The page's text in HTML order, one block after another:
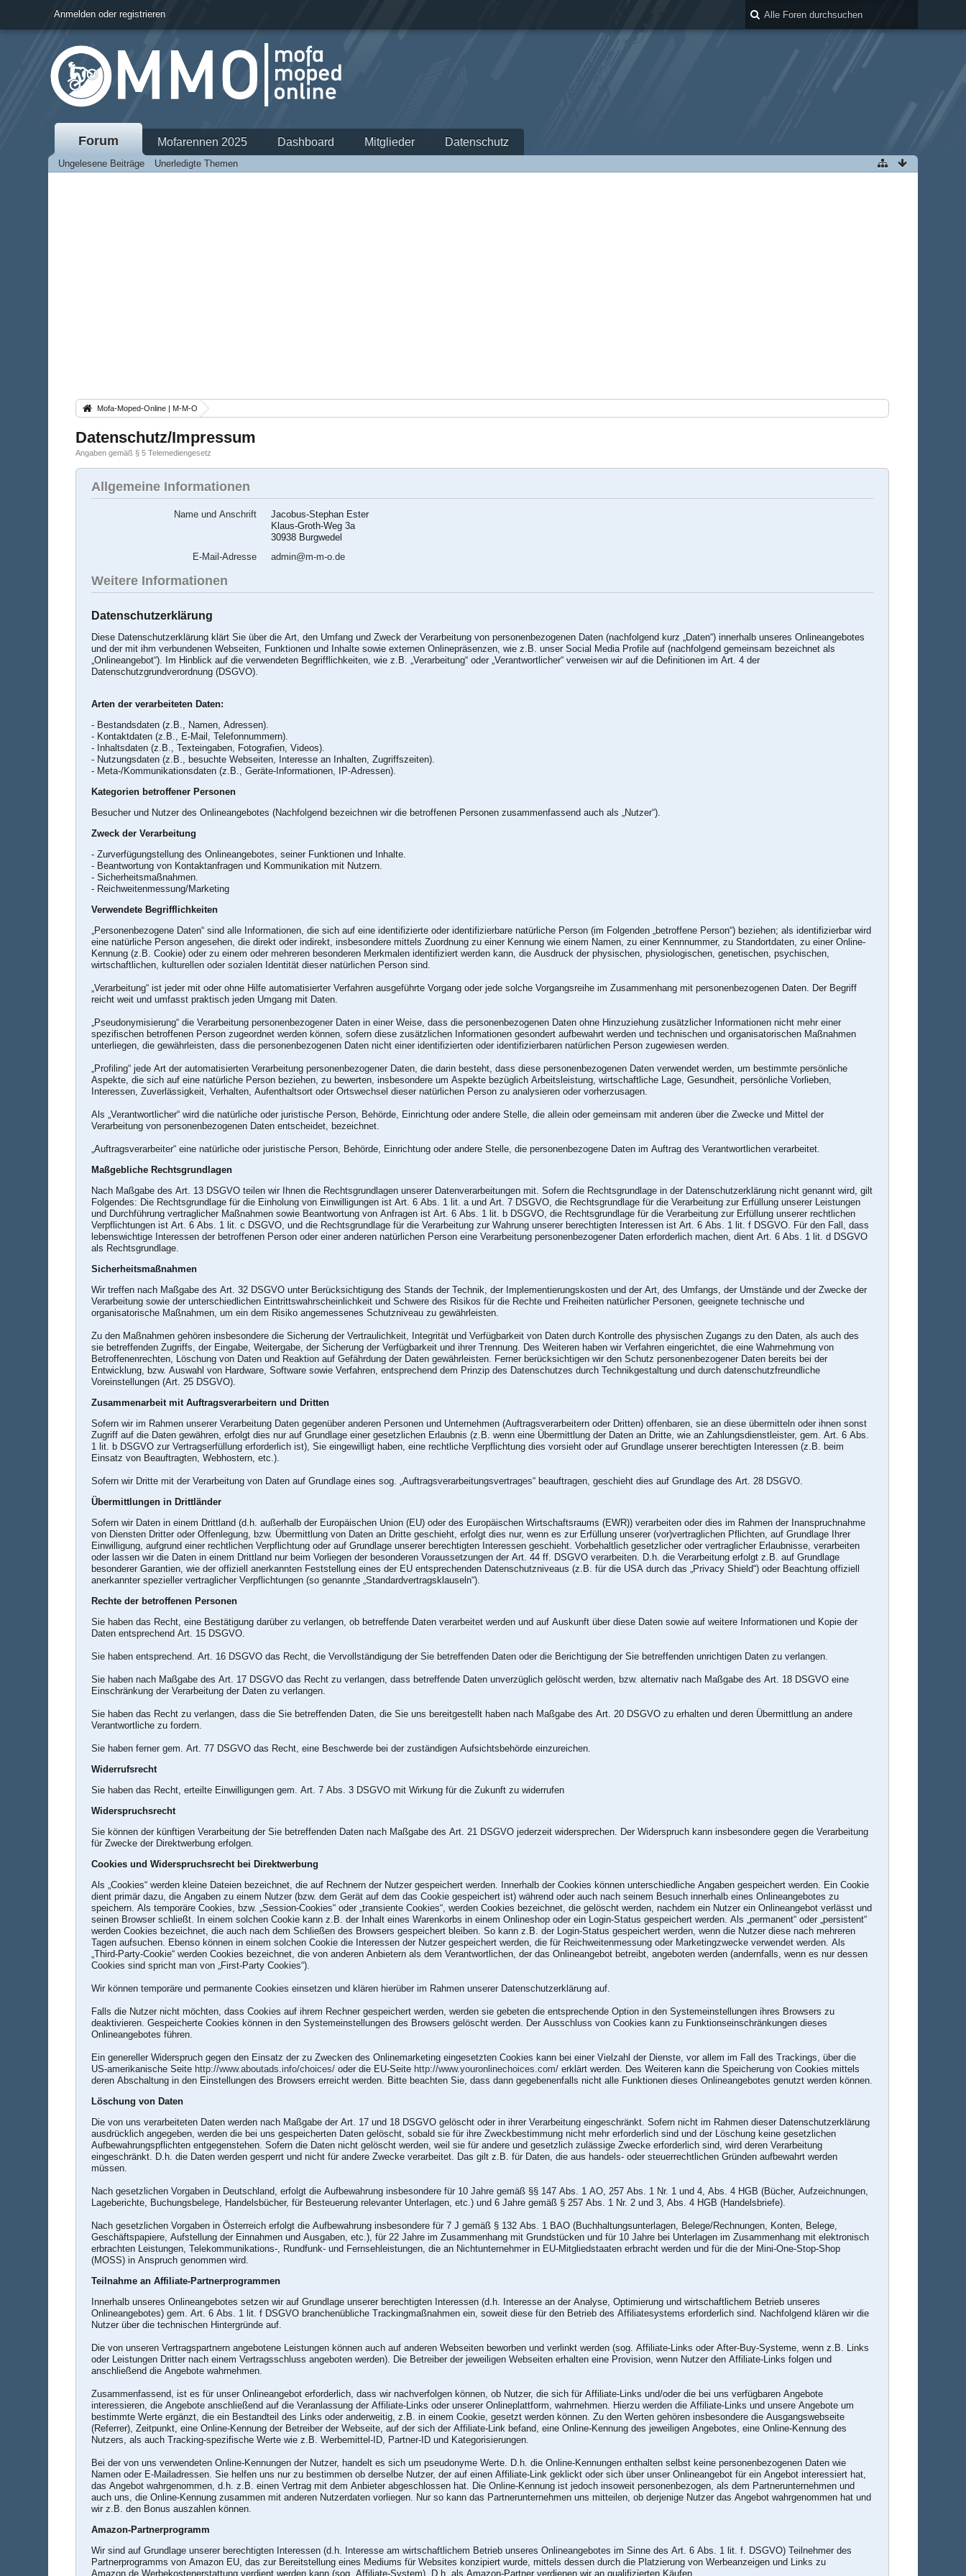
Anmelden oder registrieren
Forum Mofarennen 2025 Dashboard Mitglieder Datenschutz
Ungelesene Beiträge Unerledigte Themen
Mofa-Moped-Online | M-M-O
Datenschutz/Impressum
Angaben gemäß § 5 Telemediengesetz
Allgemeine Informationen
Name und Anschrift
Jacobus-Stephan Ester
Klaus-Groth-Weg 3a
30938 Burgwedel
E-Mail-Adresse
admin@m-m-o.de
Weitere Informationen
Datenschutzerklärung
Diese Datenschutzerklärung klärt Sie über die Art, den Umfang und Zweck der Verarbeitung von personenbezogenen Daten (nachfolgend kurz „Daten“) innerhalb unseres Onlineangebotes
und der mit ihm verbundenen Webseiten, Funktionen und Inhalte sowie externen Onlinepräsenzen, wie z.B. unser Social Media Profile auf (nachfolgend gemeinsam bezeichnet als
„Onlineangebot“). Im Hinblick auf die verwendeten Begrifflichkeiten, wie z.B. „Verarbeitung“ oder „Verantwortlicher“ verweisen wir auf die Definitionen im Art. 4 der
Datenschutzgrundverordnung (DSGVO).
Arten der verarbeiteten Daten:
- Bestandsdaten (z.B., Namen, Adressen).
- Kontaktdaten (z.B., E-Mail, Telefonnummern).
- Inhaltsdaten (z.B., Texteingaben, Fotografien, Videos).
- Nutzungsdaten (z.B., besuchte Webseiten, Interesse an Inhalten, Zugriffszeiten).
- Meta-/Kommunikationsdaten (z.B., Geräte-Informationen, IP-Adressen).
Kategorien betroffener Personen
Besucher und Nutzer des Onlineangebotes (Nachfolgend bezeichnen wir die betroffenen Personen zusammenfassend auch als „Nutzer“).
Zweck der Verarbeitung
- Zurverfügungstellung des Onlineangebotes, seiner Funktionen und Inhalte.
- Beantwortung von Kontaktanfragen und Kommunikation mit Nutzern.
- Sicherheitsmaßnahmen.
- Reichweitenmessung/Marketing
Verwendete Begrifflichkeiten
„Personenbezogene Daten“ sind alle Informationen, die sich auf eine identifizierte oder identifizierbare natürliche Person (im Folgenden „betroffene Person“) beziehen; als identifizierbar wird
eine natürliche Person angesehen, die direkt oder indirekt, insbesondere mittels Zuordnung zu einer Kennung wie einem Namen, zu einer Kennnummer, zu Standortdaten, zu einer Online-
Kennung (z.B. Cookie) oder zu einem oder mehreren besonderen Merkmalen identifiziert werden kann, die Ausdruck der physischen, physiologischen, genetischen, psychischen,
wirtschaftlichen, kulturellen oder sozialen Identität dieser natürlichen Person sind.
„Verarbeitung“ ist jeder mit oder ohne Hilfe automatisierter Verfahren ausgeführte Vorgang oder jede solche Vorgangsreihe im Zusammenhang mit personenbezogenen Daten. Der Begriff
reicht weit und umfasst praktisch jeden Umgang mit Daten.
„Pseudonymisierung“ die Verarbeitung personenbezogener Daten in einer Weise, dass die personenbezogenen Daten ohne Hinzuziehung zusätzlicher Informationen nicht mehr einer
spezifischen betroffenen Person zugeordnet werden können, sofern diese zusätzlichen Informationen gesondert aufbewahrt werden und technischen und organisatorischen Maßnahmen
unterliegen, die gewährleisten, dass die personenbezogenen Daten nicht einer identifizierten oder identifizierbaren natürlichen Person zugewiesen werden.
„Profiling“ jede Art der automatisierten Verarbeitung personenbezogener Daten, die darin besteht, dass diese personenbezogenen Daten verwendet werden, um bestimmte persönliche
Aspekte, die sich auf eine natürliche Person beziehen, zu bewerten, insbesondere um Aspekte bezüglich Arbeitsleistung, wirtschaftliche Lage, Gesundheit, persönliche Vorlieben,
Interessen, Zuverlässigkeit, Verhalten, Aufenthaltsort oder Ortswechsel dieser natürlichen Person zu analysieren oder vorherzusagen.
Als „Verantwortlicher“ wird die natürliche oder juristische Person, Behörde, Einrichtung oder andere Stelle, die allein oder gemeinsam mit anderen über die Zwecke und Mittel der
Verarbeitung von personenbezogenen Daten entscheidet, bezeichnet.
„Auftragsverarbeiter“ eine natürliche oder juristische Person, Behörde, Einrichtung oder andere Stelle, die personenbezogene Daten im Auftrag des Verantwortlichen verarbeitet.
Maßgebliche Rechtsgrundlagen
Nach Maßgabe des Art. 13 DSGVO teilen wir Ihnen die Rechtsgrundlagen unserer Datenverarbeitungen mit. Sofern die Rechtsgrundlage in der Datenschutzerklärung nicht genannt wird, gilt
Folgendes: Die Rechtsgrundlage für die Einholung von Einwilligungen ist Art. 6 Abs. 1 lit. a und Art. 7 DSGVO, die Rechtsgrundlage für die Verarbeitung zur Erfüllung unserer Leistungen
und Durchführung vertraglicher Maßnahmen sowie Beantwortung von Anfragen ist Art. 6 Abs. 1 lit. b DSGVO, die Rechtsgrundlage für die Verarbeitung zur Erfüllung unserer rechtlichen
Verpflichtungen ist Art. 6 Abs. 1 lit. c DSGVO, und die Rechtsgrundlage für die Verarbeitung zur Wahrung unserer berechtigten Interessen ist Art. 6 Abs. 1 lit. f DSGVO. Für den Fall, dass
lebenswichtige Interessen der betroffenen Person oder einer anderen natürlichen Person eine Verarbeitung personenbezogener Daten erforderlich machen, dient Art. 6 Abs. 1 lit. d DSGVO
als Rechtsgrundlage.
Sicherheitsmaßnahmen
Wir treffen nach Maßgabe des Art. 32 DSGVO unter Berücksichtigung des Stands der Technik, der Implementierungskosten und der Art, des Umfangs, der Umstände und der Zwecke der
Verarbeitung sowie der unterschiedlichen Eintrittswahrscheinlichkeit und Schwere des Risikos für die Rechte und Freiheiten natürlicher Personen, geeignete technische und
organisatorische Maßnahmen, um ein dem Risiko angemessenes Schutzniveau zu gewährleisten.
Zu den Maßnahmen gehören insbesondere die Sicherung der Vertraulichkeit, Integrität und Verfügbarkeit von Daten durch Kontrolle des physischen Zugangs zu den Daten, als auch des
sie betreffenden Zugriffs, der Eingabe, Weitergabe, der Sicherung der Verfügbarkeit und ihrer Trennung. Des Weiteren haben wir Verfahren eingerichtet, die eine Wahrnehmung von
Betroffenenrechten, Löschung von Daten und Reaktion auf Gefährdung der Daten gewährleisten. Ferner berücksichtigen wir den Schutz personenbezogener Daten bereits bei der
Entwicklung, bzw. Auswahl von Hardware, Software sowie Verfahren, entsprechend dem Prinzip des Datenschutzes durch Technikgestaltung und durch datenschutzfreundliche
Voreinstellungen (Art. 25 DSGVO).
Zusammenarbeit mit Auftragsverarbeitern und Dritten
Sofern wir im Rahmen unserer Verarbeitung Daten gegenüber anderen Personen und Unternehmen (Auftragsverarbeitern oder Dritten) offenbaren, sie an diese übermitteln oder ihnen sonst
Zugriff auf die Daten gewähren, erfolgt dies nur auf Grundlage einer gesetzlichen Erlaubnis (z.B. wenn eine Übermittlung der Daten an Dritte, wie an Zahlungsdienstleister, gem. Art. 6 Abs.
1 lit. b DSGVO zur Vertragserfüllung erforderlich ist), Sie eingewilligt haben, eine rechtliche Verpflichtung dies vorsieht oder auf Grundlage unserer berechtigten Interessen (z.B. beim
Einsatz von Beauftragten, Webhostern, etc.).
Sofern wir Dritte mit der Verarbeitung von Daten auf Grundlage eines sog. „Auftragsverarbeitungsvertrages“ beauftragen, geschieht dies auf Grundlage des Art. 28 DSGVO.
Übermittlungen in Drittländer
Sofern wir Daten in einem Drittland (d.h. außerhalb der Europäischen Union (EU) oder des Europäischen Wirtschaftsraums (EWR)) verarbeiten oder dies im Rahmen der Inanspruchnahme
von Diensten Dritter oder Offenlegung, bzw. Übermittlung von Daten an Dritte geschieht, erfolgt dies nur, wenn es zur Erfüllung unserer (vor)vertraglichen Pflichten, auf Grundlage Ihrer
Einwilligung, aufgrund einer rechtlichen Verpflichtung oder auf Grundlage unserer berechtigten Interessen geschieht. Vorbehaltlich gesetzlicher oder vertraglicher Erlaubnisse, verarbeiten
oder lassen wir die Daten in einem Drittland nur beim Vorliegen der besonderen Voraussetzungen der Art. 44 ff. DSGVO verarbeiten. D.h. die Verarbeitung erfolgt z.B. auf Grundlage
besonderer Garantien, wie der offiziell anerkannten Feststellung eines der EU entsprechenden Datenschutzniveaus (z.B. für die USA durch das „Privacy Shield“) oder Beachtung offiziell
anerkannter spezieller vertraglicher Verpflichtungen (so genannte „Standardvertragsklauseln“).
Rechte der betroffenen Personen
Sie haben das Recht, eine Bestätigung darüber zu verlangen, ob betreffende Daten verarbeitet werden und auf Auskunft über diese Daten sowie auf weitere Informationen und Kopie der
Daten entsprechend Art. 15 DSGVO.
Sie haben entsprechend. Art. 16 DSGVO das Recht, die Vervollständigung der Sie betreffenden Daten oder die Berichtigung der Sie betreffenden unrichtigen Daten zu verlangen.
Sie haben nach Maßgabe des Art. 17 DSGVO das Recht zu verlangen, dass betreffende Daten unverzüglich gelöscht werden, bzw. alternativ nach Maßgabe des Art. 18 DSGVO eine
Einschränkung der Verarbeitung der Daten zu verlangen.
Sie haben das Recht zu verlangen, dass die Sie betreffenden Daten, die Sie uns bereitgestellt haben nach Maßgabe des Art. 20 DSGVO zu erhalten und deren Übermittlung an andere
Verantwortliche zu fordern.
Sie haben ferner gem. Art. 77 DSGVO das Recht, eine Beschwerde bei der zuständigen Aufsichtsbehörde einzureichen.
Widerrufsrecht
Sie haben das Recht, erteilte Einwilligungen gem. Art. 7 Abs. 3 DSGVO mit Wirkung für die Zukunft zu widerrufen
Widerspruchsrecht
Sie können der künftigen Verarbeitung der Sie betreffenden Daten nach Maßgabe des Art. 21 DSGVO jederzeit widersprechen. Der Widerspruch kann insbesondere gegen die Verarbeitung
für Zwecke der Direktwerbung erfolgen.
Cookies und Widerspruchsrecht bei Direktwerbung
Als „Cookies“ werden kleine Dateien bezeichnet, die auf Rechnern der Nutzer gespeichert werden. Innerhalb der Cookies können unterschiedliche Angaben gespeichert werden. Ein Cookie
dient primär dazu, die Angaben zu einem Nutzer (bzw. dem Gerät auf dem das Cookie gespeichert ist) während oder auch nach seinem Besuch innerhalb eines Onlineangebotes zu
speichern. Als temporäre Cookies, bzw. „Session-Cookies“ oder „transiente Cookies“, werden Cookies bezeichnet, die gelöscht werden, nachdem ein Nutzer ein Onlineangebot verlässt und
seinen Browser schließt. In einem solchen Cookie kann z.B. der Inhalt eines Warenkorbs in einem Onlineshop oder ein Login-Status gespeichert werden. Als „permanent“ oder „persistent“
werden Cookies bezeichnet, die auch nach dem Schließen des Browsers gespeichert bleiben. So kann z.B. der Login-Status gespeichert werden, wenn die Nutzer diese nach mehreren
Tagen aufsuchen. Ebenso können in einem solchen Cookie die Interessen der Nutzer gespeichert werden, die für Reichweitenmessung oder Marketingzwecke verwendet werden. Als
„Third-Party-Cookie“ werden Cookies bezeichnet, die von anderen Anbietern als dem Verantwortlichen, der das Onlineangebot betreibt, angeboten werden (andernfalls, wenn es nur dessen
Cookies sind spricht man von „First-Party Cookies“).
Wir können temporäre und permanente Cookies einsetzen und klären hierüber im Rahmen unserer Datenschutzerklärung auf.
Falls die Nutzer nicht möchten, dass Cookies auf ihrem Rechner gespeichert werden, werden sie gebeten die entsprechende Option in den Systemeinstellungen ihres Browsers zu
deaktivieren. Gespeicherte Cookies können in den Systemeinstellungen des Browsers gelöscht werden. Der Ausschluss von Cookies kann zu Funktionseinschränkungen dieses
Onlineangebotes führen.
Ein genereller Widerspruch gegen den Einsatz der zu Zwecken des Onlinemarketing eingesetzten Cookies kann bei einer Vielzahl der Dienste, vor allem im Fall des Trackings, über die
US-amerikanische Seite http://www.aboutads.info/choices/ oder die EU-Seite http://www.youronlinechoices.com/ erklärt werden. Des Weiteren kann die Speicherung von Cookies mittels
deren Abschaltung in den Einstellungen des Browsers erreicht werden. Bitte beachten Sie, dass dann gegebenenfalls nicht alle Funktionen dieses Onlineangebotes genutzt werden können.
Löschung von Daten
Die von uns verarbeiteten Daten werden nach Maßgabe der Art. 17 und 18 DSGVO gelöscht oder in ihrer Verarbeitung eingeschränkt. Sofern nicht im Rahmen dieser Datenschutzerklärung
ausdrücklich angegeben, werden die bei uns gespeicherten Daten gelöscht, sobald sie für ihre Zweckbestimmung nicht mehr erforderlich sind und der Löschung keine gesetzlichen
Aufbewahrungspflichten entgegenstehen. Sofern die Daten nicht gelöscht werden, weil sie für andere und gesetzlich zulässige Zwecke erforderlich sind, wird deren Verarbeitung
eingeschränkt. D.h. die Daten werden gesperrt und nicht für andere Zwecke verarbeitet. Das gilt z.B. für Daten, die aus handels- oder steuerrechtlichen Gründen aufbewahrt werden
müssen.
Nach gesetzlichen Vorgaben in Deutschland, erfolgt die Aufbewahrung insbesondere für 10 Jahre gemäß §§ 147 Abs. 1 AO, 257 Abs. 1 Nr. 1 und 4, Abs. 4 HGB (Bücher, Aufzeichnungen,
Lageberichte, Buchungsbelege, Handelsbücher, für Besteuerung relevanter Unterlagen, etc.) und 6 Jahre gemäß § 257 Abs. 1 Nr. 2 und 3, Abs. 4 HGB (Handelsbriefe).
Nach gesetzlichen Vorgaben in Österreich erfolgt die Aufbewahrung insbesondere für 7 J gemäß § 132 Abs. 1 BAO (Buchhaltungsunterlagen, Belege/Rechnungen, Konten, Belege,
Geschäftspapiere, Aufstellung der Einnahmen und Ausgaben, etc.), für 22 Jahre im Zusammenhang mit Grundstücken und für 10 Jahre bei Unterlagen im Zusammenhang mit elektronisch
erbrachten Leistungen, Telekommunikations-, Rundfunk- und Fernsehleistungen, die an Nichtunternehmer in EU-Mitgliedstaaten erbracht werden und für die der Mini-One-Stop-Shop
(MOSS) in Anspruch genommen wird.
Teilnahme an Affiliate-Partnerprogrammen
Innerhalb unseres Onlineangebotes setzen wir auf Grundlage unserer berechtigten Interessen (d.h. Interesse an der Analyse, Optimierung und wirtschaftlichem Betrieb unseres
Onlineangebotes) gem. Art. 6 Abs. 1 lit. f DSGVO branchenübliche Trackingmaßnahmen ein, soweit diese für den Betrieb des Affiliatesystems erforderlich sind. Nachfolgend klären wir die
Nutzer über die technischen Hintergründe auf.
Die von unseren Vertragspartnern angebotene Leistungen können auch auf anderen Webseiten beworben und verlinkt werden (sog. Affiliate-Links oder After-Buy-Systeme, wenn z.B. Links
oder Leistungen Dritter nach einem Vertragsschluss angeboten werden). Die Betreiber der jeweiligen Webseiten erhalten eine Provision, wenn Nutzer den Affiliate-Links folgen und
anschließend die Angebote wahrnehmen.
Zusammenfassend, ist es für unser Onlineangebot erforderlich, dass wir nachverfolgen können, ob Nutzer, die sich für Affiliate-Links und/oder die bei uns verfügbaren Angebote
interessieren, die Angebote anschließend auf die Veranlassung der Affiliate-Links oder unserer Onlineplattform, wahrnehmen. Hierzu werden die Affiliate-Links und unsere Angebote um
bestimmte Werte ergänzt, die ein Bestandteil des Links oder anderweitig, z.B. in einem Cookie, gesetzt werden können. Zu den Werten gehören insbesondere die Ausgangswebseite
(Referrer), Zeitpunkt, eine Online-Kennung der Betreiber der Webseite, auf der sich der Affiliate-Link befand, eine Online-Kennung des jeweiligen Angebotes, eine Online-Kennung des
Nutzers, als auch Tracking-spezifische Werte wie z.B. Werbemittel-ID, Partner-ID und Kategorisierungen.
Bei der von uns verwendeten Online-Kennungen der Nutzer, handelt es sich um pseudonyme Werte. D.h. die Online-Kennungen enthalten selbst keine personenbezogenen Daten wie
Namen oder E-Mailadressen. Sie helfen uns nur zu bestimmen ob derselbe Nutzer, der auf einen Affiliate-Link geklickt oder sich über unser Onlineangebot für ein Angebot interessiert hat,
das Angebot wahrgenommen, d.h. z.B. einen Vertrag mit dem Anbieter abgeschlossen hat. Die Online-Kennung ist jedoch insoweit personenbezogen, als dem Partnerunternehmen und
auch uns, die Online-Kennung zusammen mit anderen Nutzerdaten vorliegen. Nur so kann das Partnerunternehmen uns mitteilen, ob derjenige Nutzer das Angebot wahrgenommen hat und
wir z.B. den Bonus auszahlen können.
Amazon-Partnerprogramm
Wir sind auf Grundlage unserer berechtigten Interessen (d.h. Interesse am wirtschaftlichem Betrieb unseres Onlineangebotes im Sinne des Art. 6 Abs. 1 lit. f. DSGVO) Teilnehmer des
Partnerprogramms von Amazon EU, das zur Bereitstellung eines Mediums für Websites konzipiert wurde, mittels dessen durch die Platzierung von Werbeanzeigen und Links zu
Amazon.de Werbekostenerstattung verdient werden kann (sog. Affiliate-System). D.h. als Amazon-Partner verdienen wir an qualifizierten Käufen.